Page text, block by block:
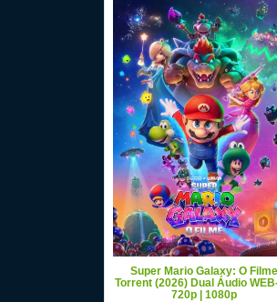
Super Mario Galaxy: O Filme
Torrent (2026) Dual Áudio
720p | 1080p